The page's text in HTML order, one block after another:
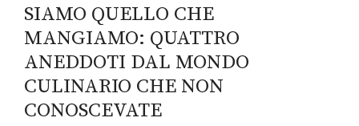
SIAMO QUELLO CHE
MANGIAMO: QUATTRO
ANEDDOTI DAL MONDO
CULINARIO CHE NON
CONOSCEVATE